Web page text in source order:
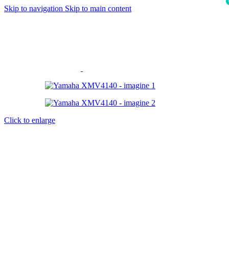
Skip to navigation Skip to main content
Click to enlarge